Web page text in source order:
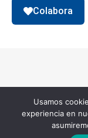
Colabora
Usamos
experiencia en